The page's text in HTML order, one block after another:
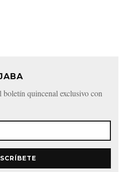
boletín quincenal exclusivo con